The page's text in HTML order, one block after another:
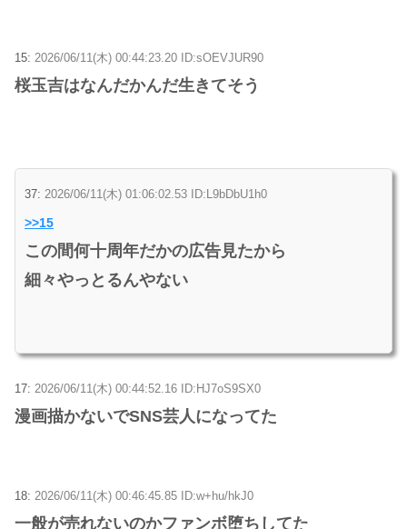
15: 2026/06/11(木) 00:44:23.20 ID:sOEVJUR90
桜玉吉はなんだかんだ生きてそう
37: 2026/06/11(木) 01:06:02.53 ID:L9bDbU1h0
>>15
この間何十周年だかの広告見たから
細々やっとるんやない
17: 2026/06/11(木) 00:44:52.16 ID:HJ7oS9SX0
漫画描かないでSNS芸人になってた
18: 2026/06/11(木) 00:46:45.85 ID:w+hu/hkJ0
一般が売れないのかファンボ堕ちしてた